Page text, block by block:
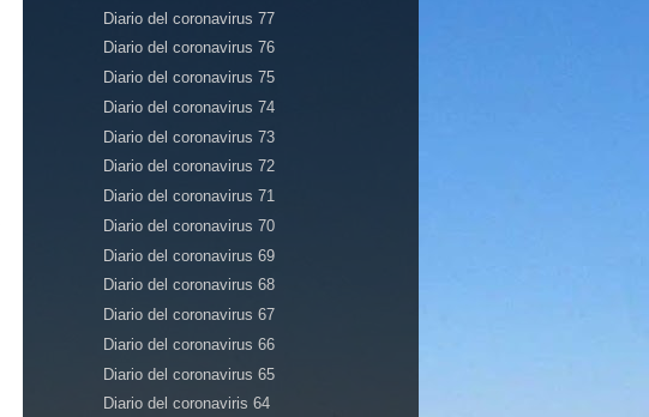
Diario del coronavirus 77
Diario del coronavirus 76
Diario del coronavirus 75
Diario del coronavirus 74
Diario del coronavirus 73
Diario del coronavirus 72
Diario del coronavirus 71
Diario del coronavirus 70
Diario del coronavirus 69
Diario del coronavirus 68
Diario del coronavirus 67
Diario del coronavirus 66
Diario del coronavirus 65
Diario del coronaviris 64